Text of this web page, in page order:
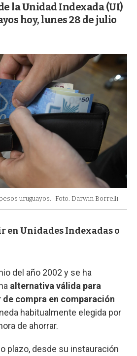
la Unidad Indexada (UI)
hoy, lunes 28 de julio
uruguayos. Foto: Darwin Borrelli
en Unidades Indexadas o
del año 2002 y se ha
alternativa válida para
compra en comparación
habitualmente elegida por
de ahorrar.
plazo, desde su instauración